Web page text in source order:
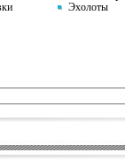
Эхолоты